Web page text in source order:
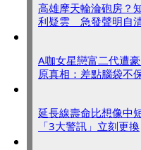
高雄摩天輪淪砲房？
利疑雲 急發聲明自
A咖女星戀富二代遭
原真相：差點腦袋不
延長線壽命比想像
「3大警訊」立刻更換